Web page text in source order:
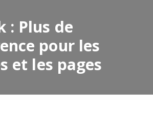
: Plus de
pour les
et les pages